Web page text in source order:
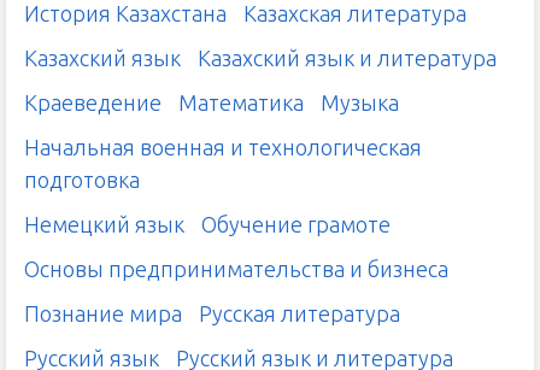
История Казахстана
Казахская литература
Казахский язык
Казахский язык и литература
Краеведение
Математика
Музыка
Начальная военная и технологическая
подготовка
Немецкий язык
Обучение грамоте
Основы предпринимательства и бизнеса
Познание мира
Русская литература
Русский язык
Русский язык и литература